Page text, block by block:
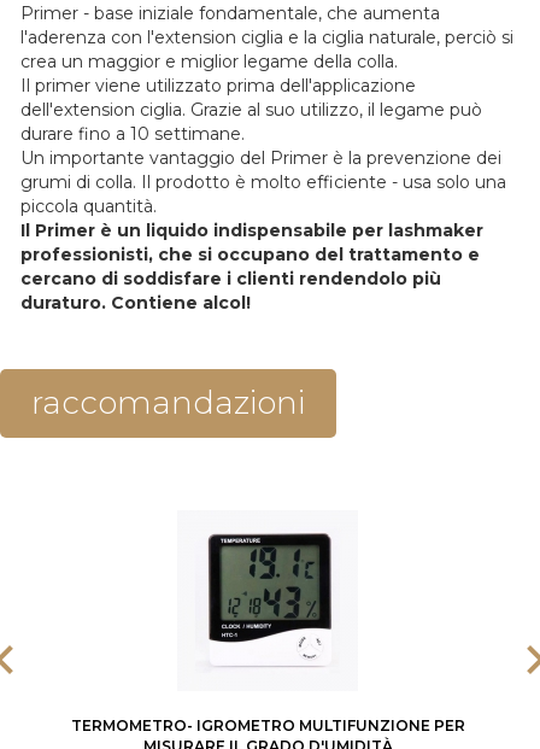
Primer - base iniziale fondamentale, che aumenta
l'aderenza con l'extension ciglia e la ciglia naturale, perciò si
crea un maggior e miglior legame della colla.
Il primer viene utilizzato prima dell'applicazione
dell'extension ciglia. Grazie al suo utilizzo, il legame può
durare fino a 10 settimane.
Un importante vantaggio del Primer è la prevenzione dei
grumi di colla. Il prodotto è molto efficiente - usa solo una
piccola quantità.
Il Primer è un liquido indispensabile per lashmaker
professionisti, che si occupano del trattamento e
cercano di soddisfare i clienti rendendolo più
duraturo. Contiene alcol!
raccomandazioni
TERMOMETRO- IGROMETRO MULTIFUNZIONE PER